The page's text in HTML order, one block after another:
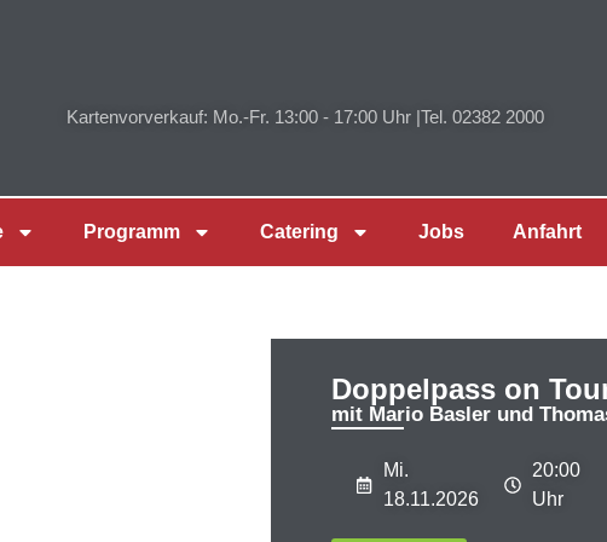
Kartenvorverkauf: Mo.-Fr. 13:00 - 17:00 Uhr |Tel. 02382 2000
Programm Catering Jobs Anfahrt
Doppelpass on
mit Mario Basler und
Mi.
18.11.2026
20:00
Uhr